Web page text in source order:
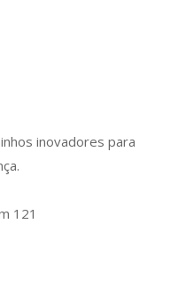
inovadores para
121